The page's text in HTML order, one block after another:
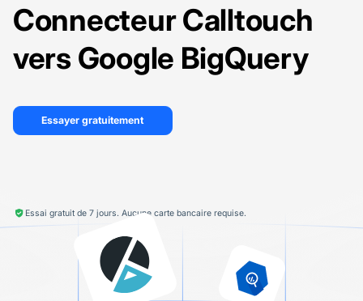
Connecteur Calltouch
vers Google BigQuery
Essayer gratuitement
Essai gratuit de 7 jours. Aucune carte bancaire requise.